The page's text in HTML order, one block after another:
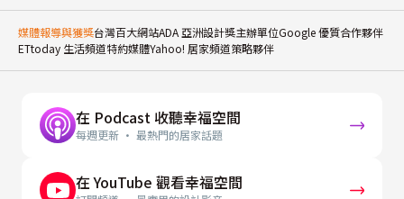
媒體報導與獲獎台灣百大網站ADA 亞洲設計獎主辦單位Google 優質合作夥伴
ETtoday 生活頻道特約媒體Yahoo! 居家頻道策略夥伴
在 Podcast 收聽幸福空間
每週更新 · 最熱門的居家話題
在 YouTube 觀看幸福空間